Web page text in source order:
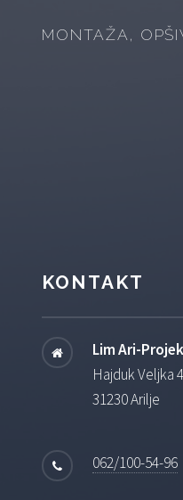
MONTAŽA,
KONTAKT
Lim Ari-
Hajduk Veljka 4
31230 Arilje
062/100-54-96